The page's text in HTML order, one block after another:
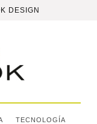
DESIGN
TECNOLOGÍA